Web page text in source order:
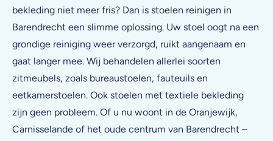
Contact
bekleding niet meer fris? Dan is stoelen reinigen in
Barendrecht een slimme oplossing. Uw stoel oogt na een
grondige reiniging weer verzorgd, ruikt aangenaam en
gaat langer mee. Wij behandelen allerlei soorten
zitmeubels, zoals bureaustoelen, fauteuils en
eetkamerstoelen. Ook stoelen met textiele bekleding
zijn geen probleem. Of u nu woont in de Oranjewijk,
Carnisselande of het oude centrum van Barendrecht –